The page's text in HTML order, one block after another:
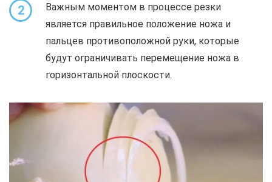
2
Важным моментом в процессе резки
является правильное положение ножа и
пальцев противоположной руки, которые
будут ограничивать перемещение ножа в
горизонтальной плоскости.